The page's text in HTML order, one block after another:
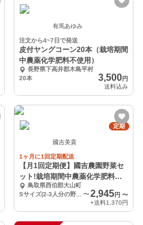
有馬あゆみ
注文から4~7日で発送
皮付ヤングコーン20本（栽培期間
中農薬化学肥料不使用）
長野県下高井郡木島平村
20本
3,500円
送料込み
定期
國吉美貴
1ヶ月に1回定期配送
【月1回定期便】國吉農園野菜セ
ット!栽培期間中農薬化学肥料不
使用鳥取県西伯郡大山町
Sサイズ(2-3人分の野菜セット）
〜2,945円 〜
+送料1,370円